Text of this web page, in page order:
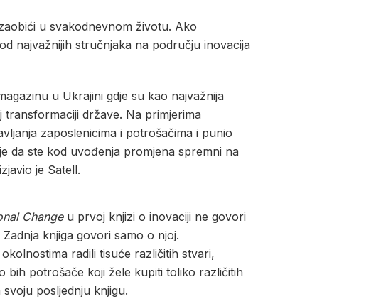
u svakodnevnom životu. Ako
najvažnijih stručnjaka na području inovacija
u Ukrajini gdje su kao najvažnija
države. Na primjerima
zaposlenicima i potrošačima i punio
da ste kod uvođenja promjena spremni na
je Satell.
Changeu prvoj knjizi o inovaciji ne govori
knjiga govori samo o njoj.
radili tisuće različitih stvari,
bih potrošače koji žele kupiti toliko različitih
posljednju knjigu.